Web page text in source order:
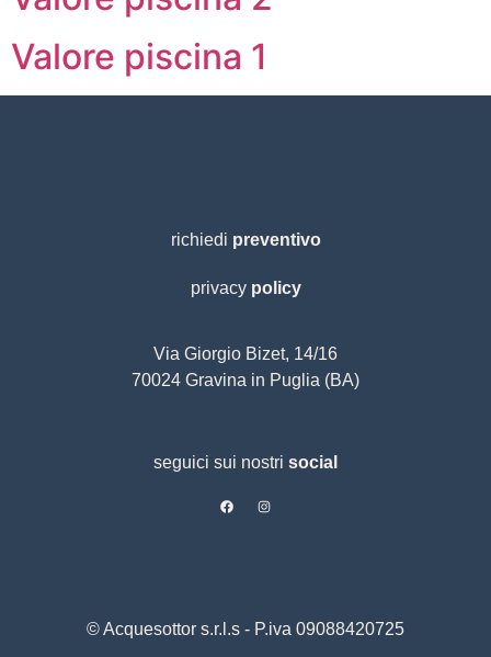
Valore piscina 1
seguici sui nostri social
Via Giorgio Bizet, 14/16
70024 Gravina in Puglia (BA)
richiedi preventivo
privacy policy
© Acquesottor s.r.l.s - P.iva 09088420725